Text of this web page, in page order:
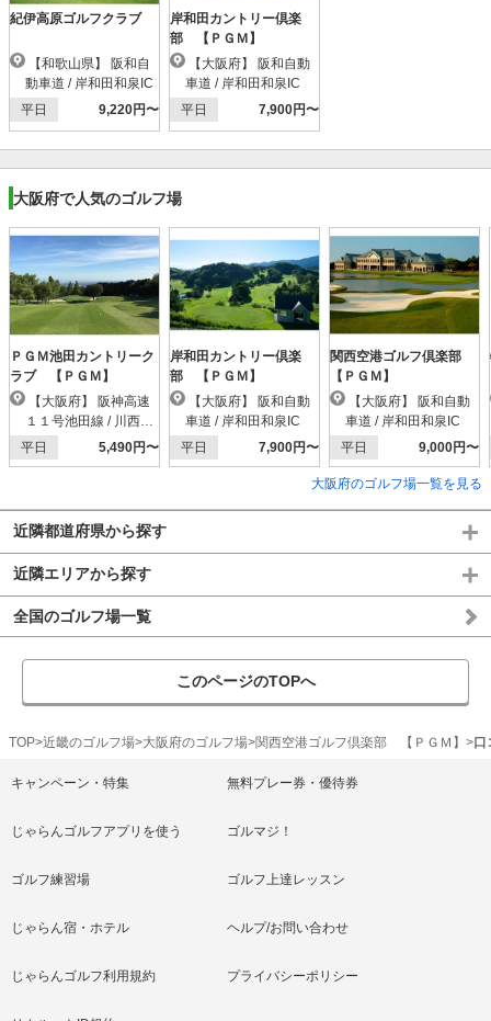
紀伊高原ゴルフクラブ
動車道 / 岸和田和泉IC
平日
9,220円〜
岸和田カントリー倶楽
部 【ＰＧＭ】
車道 / 岸和田和泉IC
平日
7,900円〜
大阪府で人気のゴルフ場
ＰＧＭ池田カントリーク
ラブ 【ＰＧＭ】
１１号池田線 / 川西小
花IC
平日 5,490円〜
岸和田カントリー倶楽
部 【ＰＧＭ】
車道 / 岸和田和泉IC
平日
7,900円〜
関西空港ゴルフ倶楽部
【ＰＧＭ】
車道 / 岸和田和泉IC
平日
9,000円〜
大阪府のゴルフ場一覧を見る
近隣都道府県から探す
近隣エリアから探す
全国のゴルフ場一覧
このページのTOPへ
TOP 近畿のゴルフ場 大阪府のゴルフ場 関西空港ゴルフ倶楽部 【ＰＧＭ】 口
キャンペーン・特集 無料プレー券・優待券
じゃらんゴルフアプリを使う ゴルマジ！
ゴルフ練習場 ゴルフ上達レッスン
じゃらん宿・ホテル ヘルプ/お問い合わせ
じゃらんゴルフ利用規約 プライバシーポリシー